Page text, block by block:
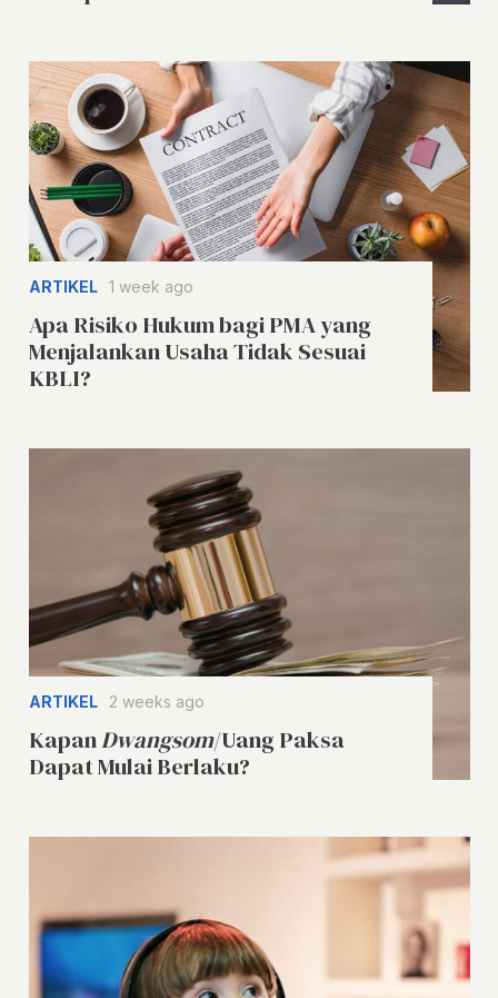
ARTIKEL 1 week ago
Apa Risiko Hukum bagi PMA yang
Menjalankan Usaha Tidak Sesuai
KBLI?
ARTIKEL 2 weeks ago
KapanDwangsom/Uang Paksa
Dapat Mulai Berlaku?